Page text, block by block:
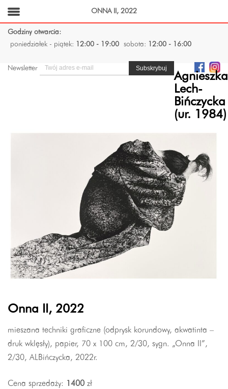
Godziny otwarcia:
poniedziałek - piątek:
12:00 - 19:00 sobota: 12:00 - 16:00
Newsletter
Agnieszka
Lech-
Bińczycka
(ur. 1984)
Onna II, 2022
mieszana techniki graficzne (odprysk korundowy, akwatinta –
druk wklęsły), papier, 70 x 100 cm, 2/30, sygn. „Onna II”,
2/30, ALBińczycka, 2022r.
Cena sprzedaży: 1400 zł
ONNA II, 2022